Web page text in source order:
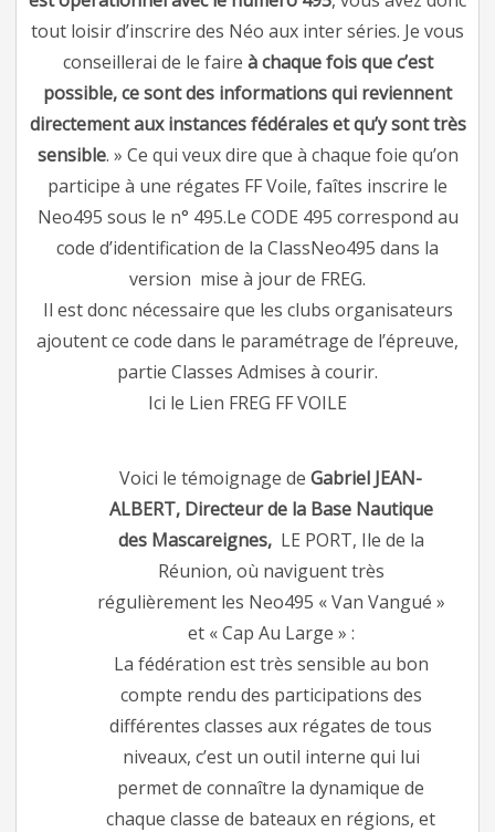
tout loisir d’inscrire des Néo aux inter séries. Je vous
conseillerai de le faire à chaque fois que c’est
possible, ce sont des informations qui reviennent
directement aux instances fédérales et qu’y sont très
sensible. » Ce qui veux dire que à chaque foie qu’on
participe à une régates FF Voile, faîtes inscrire le
Neo495 sous le n° 495.Le CODE 495 correspond au
code d’identification de la ClassNeo495 dans la
version mise à jour de FREG.
Il est donc nécessaire que les clubs organisateurs
ajoutent ce code dans le paramétrage de l’épreuve,
partie Classes Admises à courir.
Ici le Lien FREG FF VOILE
Voici le témoignage de Gabriel JEAN-
ALBERT, Directeur de la Base Nautique
des Mascareignes,LE PORT, Ile de la
Réunion, où naviguent très
régulièrement les Neo495 « Van Vangué »
et « Cap Au Large » :
La fédération est très sensible au bon
compte rendu des participations des
différentes classes aux régates de tous
niveaux, c’est un outil interne qui lui
permet de connaître la dynamique de
chaque classe de bateaux en régions, et